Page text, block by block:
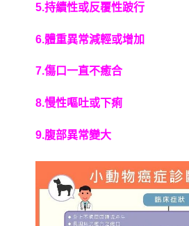
5.持續性或反覆性跛行
6.體重異常減輕或增加
7.傷口一直不癒合
8.慢性嘔吐或下痢
9.腹部異常變大